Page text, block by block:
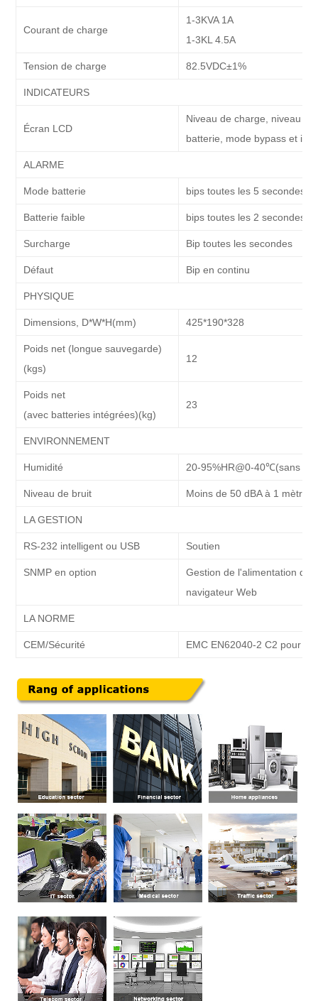
Courant de charge
1-3KVA 1A
1-3KL 4.5A
Tension de charge 82.5VDC±1%
INDICATEURS
Écran LCD
Niveau de charge, niveau
batterie, mode bypass et
ALARME
Mode batterie bips toutes les 5 secondes
Batterie faible bips toutes les 2 secondes
Surcharge Bip toutes les secondes
Défaut Bip en continu
PHYSIQUE
Dimensions, D*W*H(mm) 425*190*328
Poids net (longue sauvegarde)
(kgs)
12
Poids net
(avec batteries intégrées)(kg)
23
ENVIRONNEMENT
Humidité 20-95%HR@0-40℃(sans
Niveau de bruit Moins de 50 dBA à 1 mètre
LA GESTION
RS-232 intelligent ou USB Soutien
SNMP en option
Gestion de l'alimentation
navigateur Web
LA NORME
CEM/Sécurité EMC EN62040-2 C2 pour